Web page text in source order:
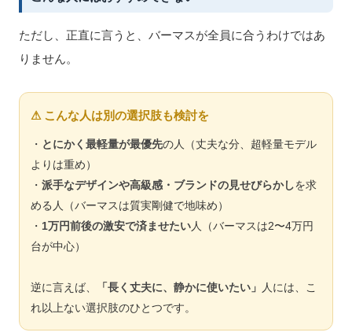
ただし、正直に言うと、バーマスが全員に合うわけではあ
りません。
⚠ こんな人は別の選択肢も検討を
・ とにかく最軽量が最優先の人（丈夫な分、超軽量モデル
よりは重め）
・ 派手なデザインや高級感・ブランドの見せびらかしを求
める人（バーマスは質実剛健で地味め）
・ 1万円前後の激安で済ませたい人（バーマスは2〜4万円
台が中心）
逆に言えば、 「長く丈夫に、静かに使いたい」 人には、こ
れ以上ない選択肢のひとつです。